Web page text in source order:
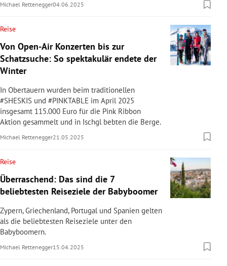
Michael Rettenegger04.06.2025
Reise
Von Open-Air Konzerten bis zur
Schatzsuche: So spektakulär endete der
Winter
In Obertauern wurden beim traditionellen
#SHESKIS und #PINKTABLE im April 2025
insgesamt 115.000 Euro für die Pink Ribbon
Aktion gesammelt und in Ischgl bebten die Berge.
Michael Rettenegger21.05.2025
Reise
Überraschend: Das sind die 7
beliebtesten Reiseziele der Babyboomer
Zypern, Griechenland, Portugal und Spanien gelten
als die beliebtesten Reiseziele unter den
Babyboomern.
Michael Rettenegger15.04.2025